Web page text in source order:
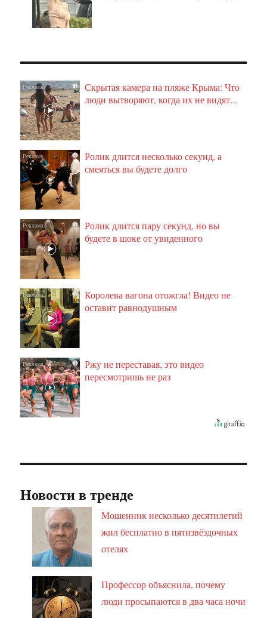
i
Скрытая камера на пляже Крыма: Что
люди вытворяют, когда их не видят...
i
Ролик длится несколько секунд, а
смеяться вы будете долго
i
Ролик длится пару секунд, но вы
будете в шоке от увиденного
i
Королева вагона отожгла! Видео не
оставит равнодушным
i
Ржу не переставая, это видео
пересмотришь не раз
Новости в тренде
Мошенник несколько десятилетий
жил бесплатно в пятизвёздочных
отелях
Профессор объяснила, почему
люди просыпаются в два часа ночи